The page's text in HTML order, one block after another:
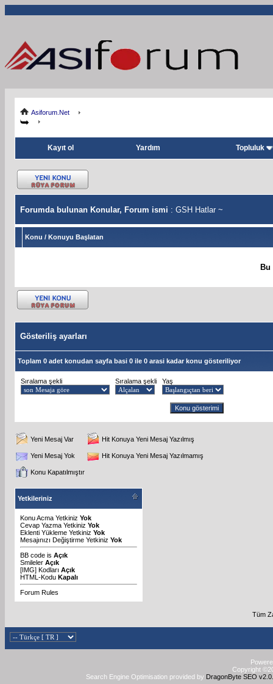
Asiforum.Net
Kayıt ol Yardım Topluluk
Forumda bulunan Konular, Forum ismi : GSH Hatlar ~
Konu / Konuyu Başlatan
Bu
Gösteriliş ayarları
Toplam 0 adet konudan sayfa basi 0 ile 0 arasi kadar konu gösteriliyor
Sıralama şekli Sıralama şekli Yaş
Yeni Mesaj Var Hit Konuya Yeni Mesaj Yazılmış
Yeni Mesaj Yok Hit Konuya Yeni Mesaj Yazılmamış
Konu Kapatılmıştır
Yetkileriniz
Konu Acma Yetkiniz Yok
Cevap Yazma Yetkiniz Yok
Eklenti Yükleme Yetkiniz Yok
Mesajınızı Değiştirme Yetkiniz Yok
BB code is Açık
Smileler Açık
[IMG] Kodları Açık
HTML-Kodu Kapalı
Forum Rules
Tüm
Copyright
Search Engine Optimisation provided by DragonByte SEO